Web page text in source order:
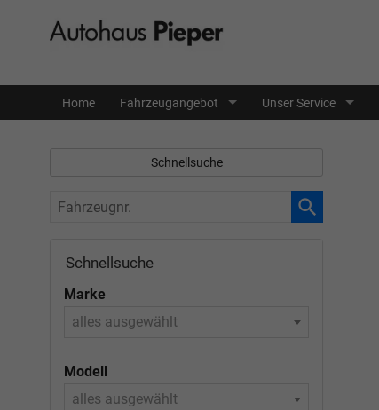
Home Fahrzeugangebot Unser Service
Schnellsuche
Fahrzeugnr.
Schnellsuche
Marke
alles ausgewählt
Modell
alles ausgewählt